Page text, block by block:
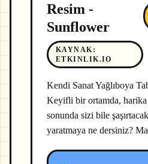
Resim -
Sunflower
KAYNAK :
ETKINLIK.IO
Kendi Sanat Yağlıboya
Keyifli bir ortamda,
sonunda sizi bile
yaratmaya ne dersiniz?